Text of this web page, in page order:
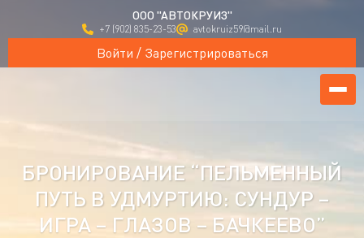
ООО "АВТОКРУИЗ"
+7 (902) 835-23-53 avtokruiz59@mail.ru
Войти / Зарегистрироваться
БРОНИРОВАНИЕ “ПЕЛЬМЕННЫЙ
ПУТЬ В УДМУРТИЮ: СУНДУР –
ИГРА – ГЛАЗОВ – БАЧКЕЕВО”